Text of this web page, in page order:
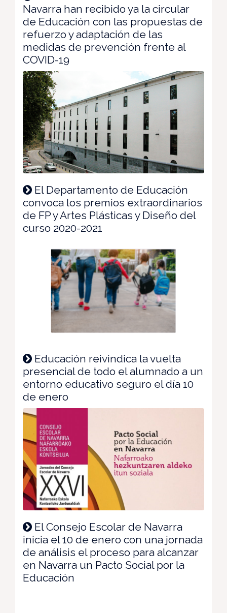
Navarra han recibido ya la circular
de Educación con las propuestas de
refuerzo y adaptación de las
medidas de prevención frente al
COVID-19
El Departamento de Educación
convoca los premios extraordinarios
de FP y Artes Plásticas y Diseño del
curso 2020-2021
Educación reivindica la vuelta
presencial de todo el alumnado a un
entorno educativo seguro el día 10
de enero
El Consejo Escolar de Navarra
inicia el 10 de enero con una jornada
de análisis el proceso para alcanzar
en Navarra un Pacto Social por la
Educación